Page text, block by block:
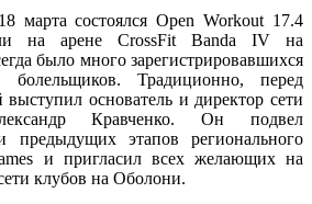
марта состоялся Open Workout 17.4
на арене CrossFit Banda IV на
было много зарегистрировавшихся
болельщиков. Традиционно, перед
выступил основатель и директор сети
Кравченко. Он подвел
предыдущих этапов регионального
и пригласил всех желающих на
клубов на Оболони.